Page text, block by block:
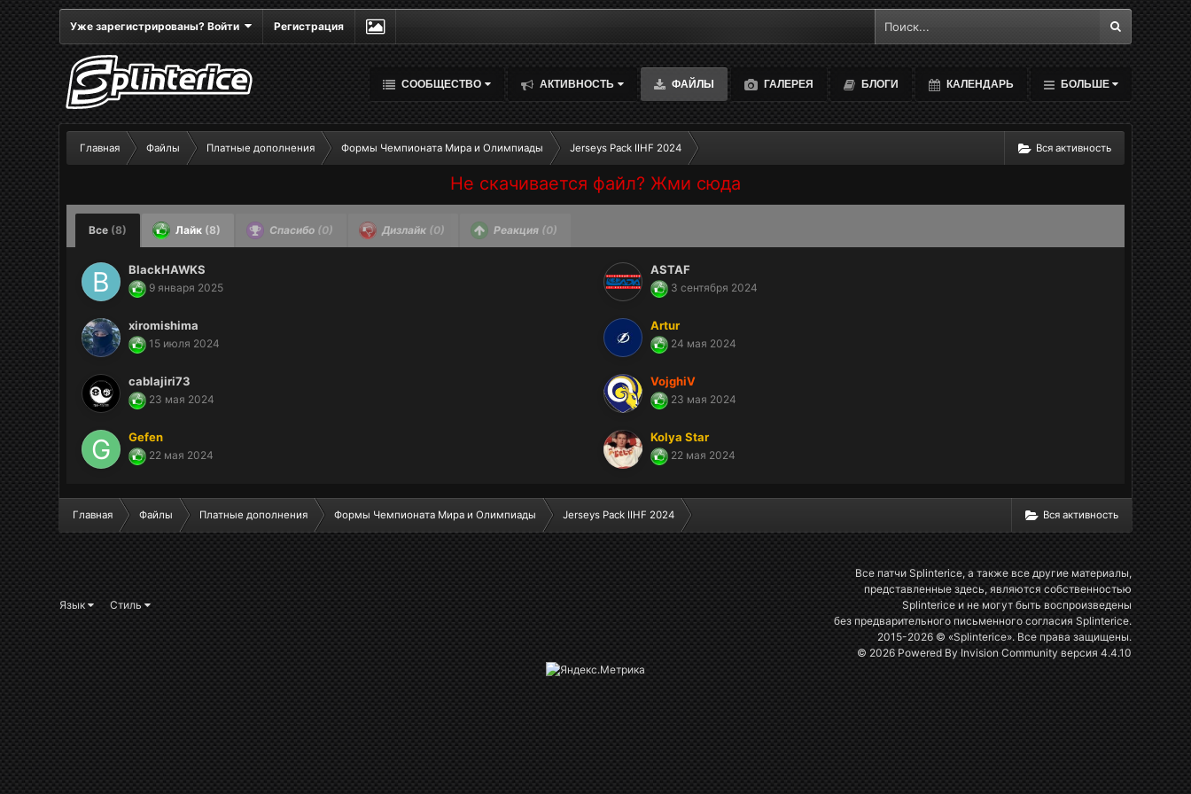
Уже зарегистрированы? Войти Регистрация
СООБЩЕСТВО АКТИВНОСТЬ ФАЙЛЫ ГАЛЕРЕЯ БЛОГИ КАЛЕНДАРЬ БОЛЬШЕ
Вся активность
Главная Файлы Платные дополнения Формы Чемпионата Мира и Олимпиады Jerseys Pack IIHF 2024
Не скачивается файл? Жми сюда
Все (8) Лайк (8) Спасибо (0) Дизлайк (0) Реакция (0)
BlackHAWKS
9 января 2025
ASTAF
3 сентября 2024
xiromishima
15 июля 2024
Artur
24 мая 2024
cablajiri73
23 мая 2024
VojghiV
23 мая 2024
Gefen
22 мая 2024
Kolya Star
22 мая 2024
Вся активность
Главная Файлы Платные дополнения Формы Чемпионата Мира и Олимпиады Jerseys Pack IIHF 2024
Язык Стиль
Все патчи Splinterice, а также все другие материалы,
представленные здесь, являются собственностью
Splinterice и не могут быть воспроизведены
без предварительного письменного согласия Splinterice.
2015-2026 © «Splinterice». Все права защищены.
© 2026 Powered ByInvision Communityверсия 4.4.10